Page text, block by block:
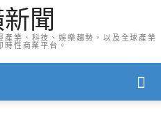
聞
業、科技、娛樂趨勢，以及全球產業
時性商業平台。